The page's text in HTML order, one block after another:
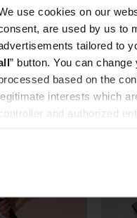
use cookies on our
are used by us to
tailored to
” button. You can
based on the
interests which
and authorized
269,90 zł
88,99 zł
przy kawie: